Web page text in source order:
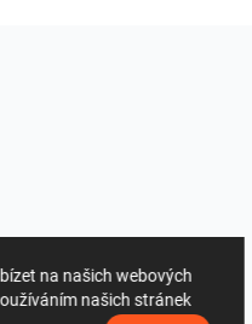
na našich webových
našich stránek